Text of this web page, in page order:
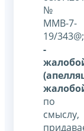
№
ММВ-7-
19/343@;
-
по
смыслу,